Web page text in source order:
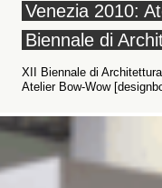
Venezia 2010:
Biennale di
XII Biennale di
Atelier Bow-Wow